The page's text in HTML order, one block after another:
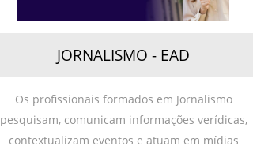
JORNALISMO - EAD
Os profissionais formados em Jornalismo
pesquisam, comunicam informações verídicas,
contextualizam eventos e atuam em mídias